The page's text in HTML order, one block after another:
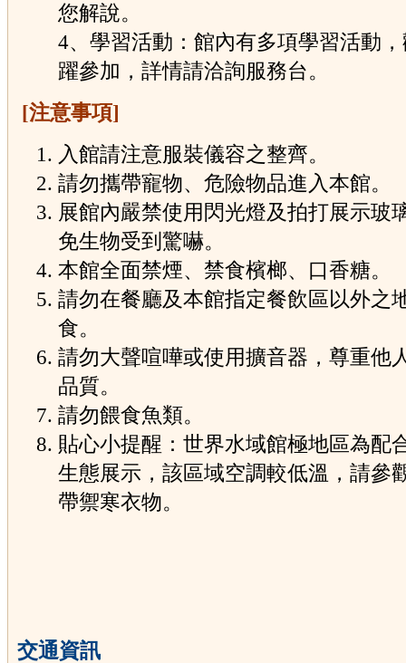
您解說。
4、學習活動：館內有多項學習活動
躍參加，詳情請洽詢服務台。
[注意事項]
入館請注意服裝儀容之整齊。
請勿攜帶寵物、危險物品進入本館。
展館內嚴禁使用閃光燈及拍打展示玻
免生物受到驚嚇。
本館全面禁煙、禁食檳榔、口香糖。
請勿在餐廳及本館指定餐飲區以外之
食。
請勿大聲喧嘩或使用擴音器，尊重他
品質。
請勿餵食魚類。
貼心小提醒：世界水域館極地區為配
生態展示，該區域空調較低溫，請參
帶禦寒衣物。
交通資訊